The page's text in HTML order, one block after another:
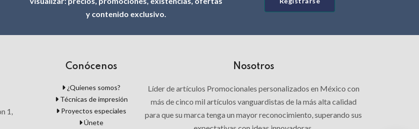
y contenido exclusivo.
1,
Conócenos
¿Quienes somos?
Técnicas de impresión
Proyectos especiales
Únete
Nosotros
Líder de artículos Promocionales personalizados en México con
más de cinco mil artículos vanguardistas de la más alta calidad
para que su marca tenga un mayor reconocimiento, superando sus